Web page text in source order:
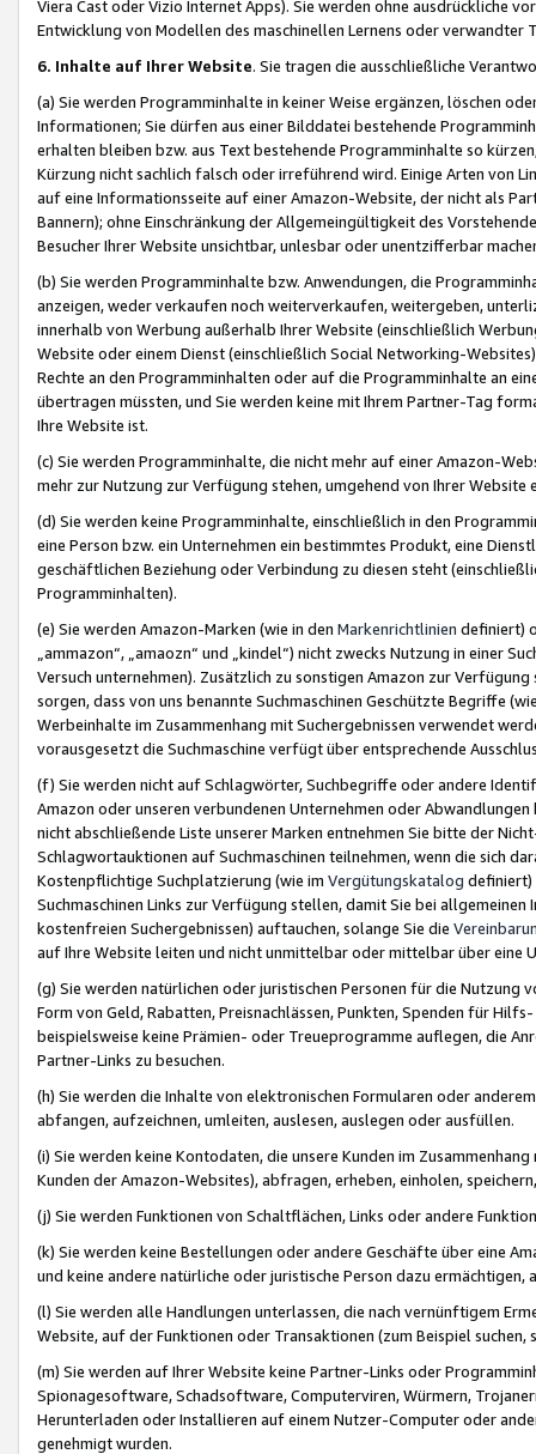
Viera Cast oder Vizio Internet Apps). Sie werden ohne ausdrückliche
Entwicklung von Modellen des maschinellen Lernens oder
6. Inhalte auf Ihrer Website. Sie tragen die ausschließliche
(a) Sie werden Programminhalte in keiner Weise ergänzen, löschen
Informationen; Sie dürfen aus einer Bilddatei bestehende
erhalten bleiben bzw. aus Text bestehende Programminhalte so
Kürzung nicht sachlich falsch oder irreführend wird. Einige Arten von
auf eine Informationsseite auf einer Amazon-Website, der nicht als
Bannern); ohne Einschränkung der Allgemeingültigkeit des
Besucher Ihrer Website unsichtbar, unlesbar oder unentzifferbar
(b) Sie werden Programminhalte bzw. Anwendungen, die
anzeigen, weder verkaufen noch weiterverkaufen, weitergeben,
innerhalb von Werbung außerhalb Ihrer Website (einschließlich
Website oder einem Dienst (einschließlich Social Networking-
Rechte an den Programminhalten oder auf die Programminhalte an
übertragen müssten, und Sie werden keine mit Ihrem Partner-Tag
Ihre Website ist.
(c) Sie werden Programminhalte, die nicht mehr auf einer Amazon-
mehr zur Nutzung zur Verfügung stehen, umgehend von Ihrer
(d) Sie werden keine Programminhalte, einschließlich in den
eine Person bzw. ein Unternehmen ein bestimmtes Produkt, eine
geschäftlichen Beziehung oder Verbindung zu diesen steht
Programminhalten).
(e) Sie werden Amazon-Marken (wie in den Markenrichtlinien definiert)
„ammazon“, „amaozn“ und „kindel“) nicht zwecks Nutzung in einer
Versuch unternehmen). Zusätzlich zu sonstigen Amazon zur
sorgen, dass von uns benannte Suchmaschinen Geschützte Begriffe
Werbeinhalte im Zusammenhang mit Suchergebnissen verwendet
vorausgesetzt die Suchmaschine verfügt über entsprechende
(f) Sie werden nicht auf Schlagwörter, Suchbegriffe oder andere
Amazon oder unseren verbundenen Unternehmen oder
nicht abschließende Liste unserer Marken entnehmen Sie bitte der
Schlagwortauktionen auf Suchmaschinen teilnehmen, wenn die sich
Kostenpflichtige Suchplatzierung (wie im Vergütungskatalog definiert)
Suchmaschinen Links zur Verfügung stellen, damit Sie bei
kostenfreien Suchergebnissen) auftauchen, solange Sie die
auf Ihre Website leiten und nicht unmittelbar oder mittelbar über eine
(g) Sie werden natürlichen oder juristischen Personen für die Nutzung
Form von Geld, Rabatten, Preisnachlässen, Punkten, Spenden für
beispielsweise keine Prämien- oder Treueprogramme auflegen, die
Partner-Links zu besuchen.
(h) Sie werden die Inhalte von elektronischen Formularen oder
abfangen, aufzeichnen, umleiten, auslesen, auslegen oder ausfüllen.
(i) Sie werden keine Kontodaten, die unsere Kunden im
Kunden der Amazon-Websites), abfragen, erheben, einholen,
(j) Sie werden Funktionen von Schaltflächen, Links oder andere
(k) Sie werden keine Bestellungen oder andere Geschäfte über eine
und keine andere natürliche oder juristische Person dazu
(l) Sie werden alle Handlungen unterlassen, die nach vernünftigem
Website, auf der Funktionen oder Transaktionen (zum Beispiel
(m) Sie werden auf Ihrer Website keine Partner-Links oder
Spionagesoftware, Schadsoftware, Computerviren, Würmern,
Herunterladen oder Installieren auf einem Nutzer-Computer oder
genehmigt wurden.